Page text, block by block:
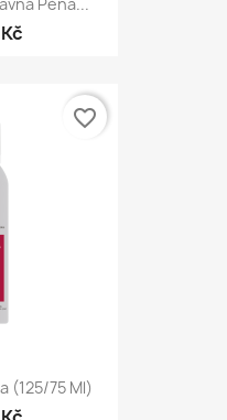
(125/75 Ml)
favorite_border